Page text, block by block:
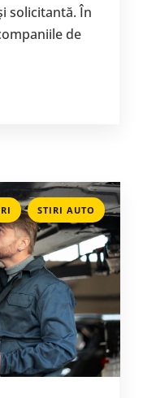
solicitantă. În
de
, STIRI AUTO